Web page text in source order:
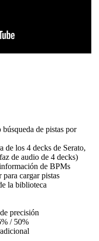
de pistas por
de los 4 decks de Serato,
de audio de 4 decks)
de BPMs
cargar pistas
la biblioteca
precisión
/ 50%